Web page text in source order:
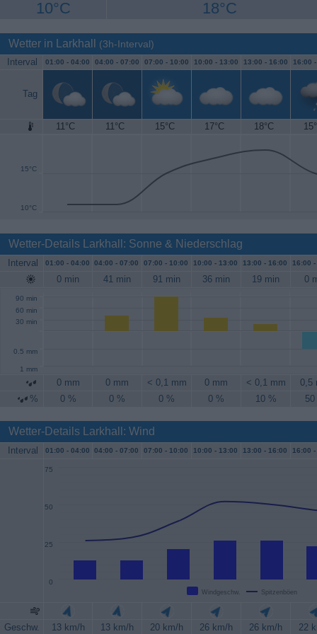
10°C 18°C
Wetter in Larkhall (3h-Interval)
Interval 01:00 - 04:00 04:00 - 07:00 07:00 - 10:00 10:00 - 13:00 13:00 - 16:00 16:00
Tag
11°C 11°C 15°C 17°C 18°C
10°C
15°C
20°C
Wetter-Details Larkhall: Sonne & Niederschlag
Interval 01:00 - 04:00 04:00 - 07:00 07:00 - 10:00 10:00 - 13:00 13:00 - 16:00 16:00 -
0 min 41 min 91 min 36 min 19 min 0
30 min
60 min
90 min
0.5 mm
1 mm
0 mm 0 mm < 0,1 mm 0 mm < 0,1 mm
0,5
%
0 % 0 % 0 % 0 % 10 %
Wetter-Details Larkhall: Wind
Interval 01:00 - 04:00 04:00 - 07:00 07:00 - 10:00 10:00 - 13:00 13:00 - 16:00 16:00 -
Windgeschw. Spitzenböen
0
25
50
75
Geschw. 13 km/h 13 km/h 20 km/h 26 km/h 26 km/h
22